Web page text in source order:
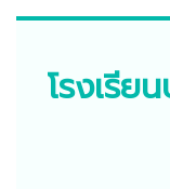
โรงเรีย